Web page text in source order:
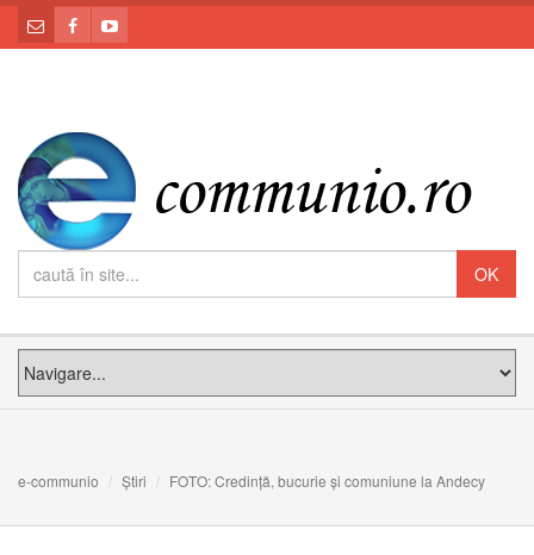
e-communio Știri FOTO: Credință, bucurie și comuniune la Andecy